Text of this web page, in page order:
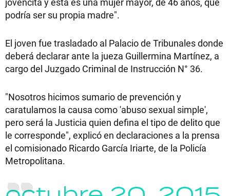
podría ser su propia madre".
El joven fue trasladado al Palacio de Tribunales donde
deberá declarar ante la jueza Guillermina Martínez, a
cargo del Juzgado Criminal de Instrucción N° 36.
"Nosotros hicimos sumario de prevención y
caratulamos la causa como 'abuso sexual simple',
pero será la Justicia quien defina el tipo de delito que
le corresponde", explicó en declaraciones a la prensa
el comisionado Ricardo García Iriarte, de la Policía
Metropolitana.